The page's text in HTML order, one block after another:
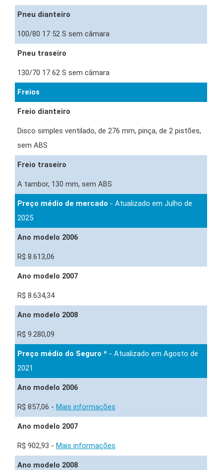
Pneu dianteiro
100/80 17 52 S sem câmara
Pneu traseiro
130/70 17 62 S sem câmara
Freios
Freio dianteiro
Disco simples ventilado, de 276 mm, pinça, de 2 pistões,
sem ABS
Freio traseiro
A tambor, 130 mm, sem ABS
Preço médio de mercado - Atualizado em Julho de
2025
Ano modelo 2006
R$ 8.613,06
Ano modelo 2007
R$ 8.634,34
Ano modelo 2008
R$ 9.280,09
Preço médio do Seguro * - Atualizado em Agosto de
2021
Ano modelo 2006
R$ 857,06 - Mais informações
Ano modelo 2007
R$ 902,93 - Mais informações
Ano modelo 2008